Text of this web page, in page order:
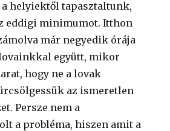
helyiektől tapasztaltunk,
eddigi minimumot. Itthon
már negyedik órája
együtt, mikor
hogy ne a lovak
az ismeretlen
Persze nem a
a probléma, hiszen amit a